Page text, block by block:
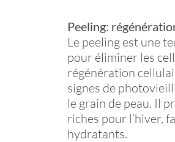
Peeling:
Le peeling est une
pour éliminer les
régénération
signes de
le grain de peau. Il
riches pour l’hiver,
hydratants.